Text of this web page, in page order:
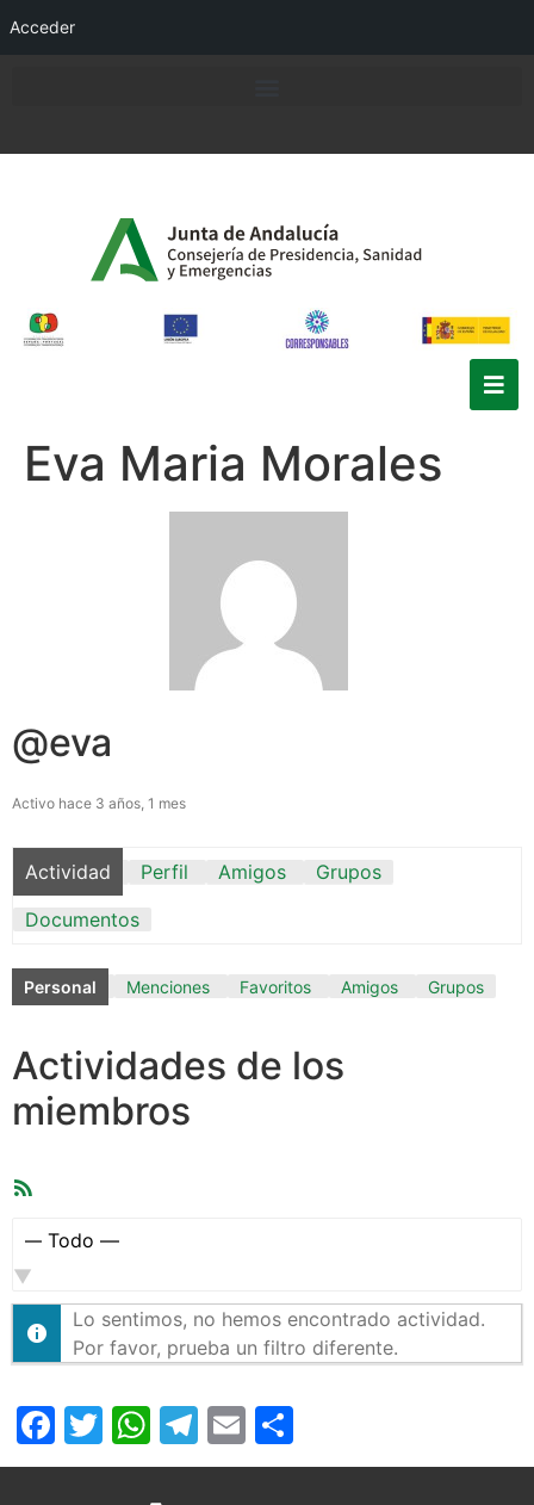
Acceder
Eva Maria Morales
@eva
Activo hace 3 años, 1 mes
Actividad Perfil Amigos
Grupos
Documentos
Personal Menciones Favoritos Amigos Grupos
Actividades de los
miembros
Mostrar:
Lo sentimos, no hemos encontrado actividad.
Por favor, prueba un filtro diferente.
Facebook
Twitter
WhatsApp
Telegram
Email